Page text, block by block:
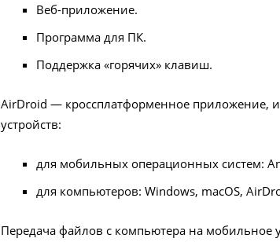
Веб-приложение.
Программа для ПК.
Поддержка «горячих» клавиш.
AirDroid — кроссплатформенное приложение,
устройств:
для мобильных операционных систем:
для компьютеров: Windows, macOS,
Передача файлов с компьютера на мобильное